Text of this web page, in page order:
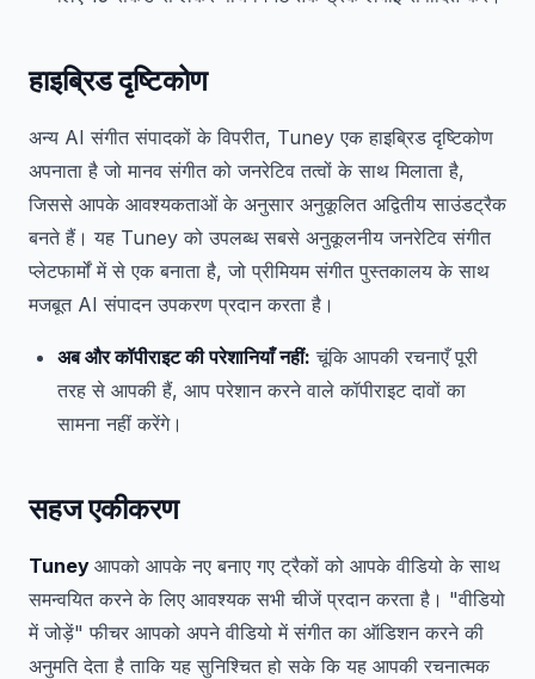
हाइब्रिड दृष्टिकोण
अन्य AI संगीत संपादकों के विपरीत, Tuney एक हाइब्रिड दृष्टिकोण
अपनाता है जो मानव संगीत को जनरेटिव तत्वों के साथ मिलाता है,
जिससे आपके आवश्यकताओं के अनुसार अनुकूलित अद्वितीय साउंडट्रैक
बनते हैं। यह Tuney को उपलब्ध सबसे अनुकूलनीय जनरेटिव संगीत
प्लेटफार्मों में से एक बनाता है, जो प्रीमियम संगीत पुस्तकालय के साथ
मजबूत AI संपादन उपकरण प्रदान करता है।
अब और कॉपीराइट की परेशानियाँ नहीं: चूंकि आपकी रचनाएँ पूरी
तरह से आपकी हैं, आप परेशान करने वाले कॉपीराइट दावों का
सामना नहीं करेंगे।
सहज एकीकरण
Tuney आपको आपके नए बनाए गए ट्रैकों को आपके वीडियो के साथ
समन्वयित करने के लिए आवश्यक सभी चीजें प्रदान करता है। "वीडियो
में जोड़ें" फीचर आपको अपने वीडियो में संगीत का ऑडिशन करने की
अनुमति देता है ताकि यह सुनिश्चित हो सके कि यह आपकी रचनात्मक